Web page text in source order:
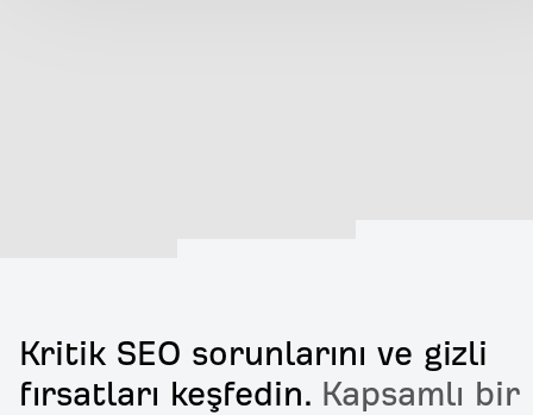
Kritik SEO sorunlarını ve gizli
fırsatları keşfedin. Kapsamlı bir